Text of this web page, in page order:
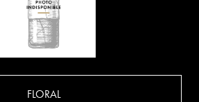
FLORAL